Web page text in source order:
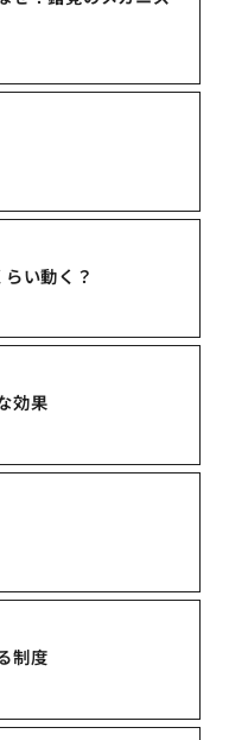
い動く？
効果
制度